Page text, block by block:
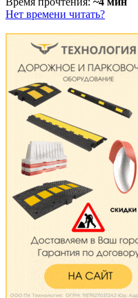
Нет времени читать?